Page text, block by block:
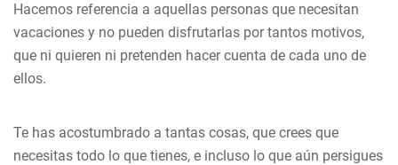
Hacemos referencia a aquellas personas que necesitan
vacaciones y no pueden disfrutarlas por tantos motivos,
que ni quieren ni pretenden hacer cuenta de cada uno de
ellos.
Te has acostumbrado a tantas cosas, que crees que
necesitas todo lo que tienes, e incluso lo que aún persigues